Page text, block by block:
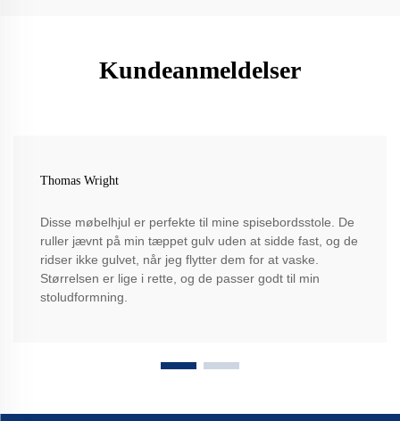
Kundeanmeldelser
Thomas Wright
Disse møbelhjul er perfekte til mine spisebordsstole. De
ruller jævnt på min tæppet gulv uden at sidde fast, og de
ridser ikke gulvet, når jeg flytter dem for at vaske.
Størrelsen er lige i rette, og de passer godt til min
stoludformning.